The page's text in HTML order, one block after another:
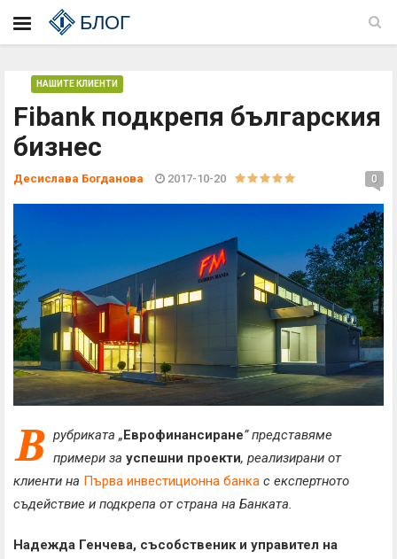
БЛОГ
Fibank подкрепя българския
бизнес
НАШИТЕ КЛИЕНТИ
Десислава Богданова 2017-10-20 0
В рубриката „Еврофинансиране” представяме
примери за успешни проекти, реализирани от
клиенти на Първа инвестиционна банка с експертното
съдействие и подкрепа от страна на Банката.
Надежда Генчева, съсобственик и управител на